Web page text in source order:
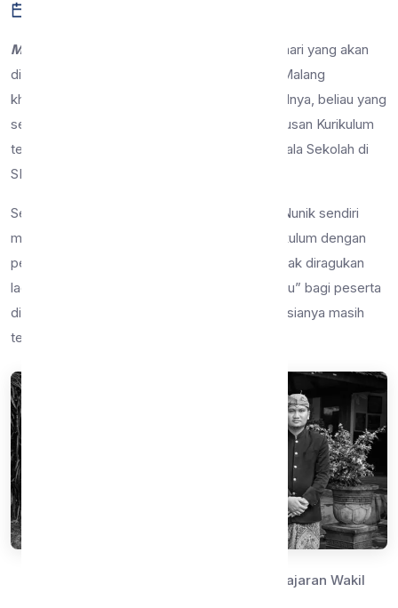
Malang, 03 Januari 2023
– Hari ini menjadi hari yang akan
dikenang oleh keluarga besar SMP Negeri 9 Malang
khususnya Ibu Nunik Setyaningsih, S.Pd. Pasalnya, beliau yang
sebelumnya menjadi Wakil Kepala Sekolah Urusan Kurikulum
telah mendapatkan amanah baru sebagai Kepala Sekolah di
SMP Negeri 23 Malang.
Selama berada di SMP Negeri 9 Malang, Ibu Nunik sendiri
merupakan Wakil Kepala Sekolah Urusan Kurikulum dengan
pengalaman bertahun-tahun yang tentunya tidak diragukan
lagi. Beliau juga dianggap sebagai seorang “ibu” bagi peserta
didik bahkan beberapa guru di sekolah yang usianya masih
terbilang lebih muda dari beliau.
Ibu Nunik Setyaningsih, S.Pd bersama jajaran Wakil